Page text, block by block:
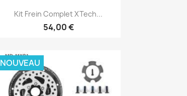
Aperçu rapide
Kit Frein Complet XTech...
54,00 €
NOUVEAU